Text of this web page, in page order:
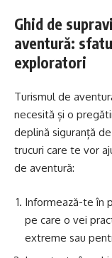
Ghid de
aventură:
exploratori
Turismul de
necesită și o
deplină siguranță
trucuri care te vor
de aventură:
Informează-te în
pe care o vei
extreme sau